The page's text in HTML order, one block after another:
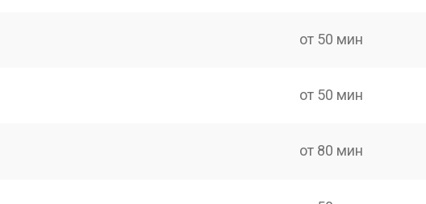
от 50 мин
от 50 мин
от 80 мин